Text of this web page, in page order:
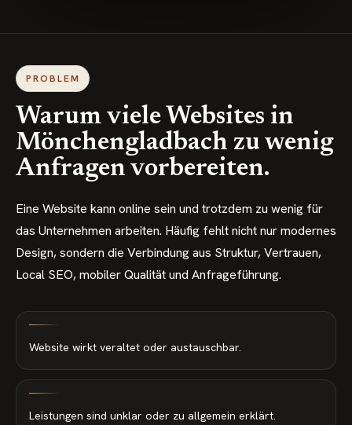
PROBLEM
Warum viele Websites in
Mönchengladbach zu wenig
Anfragen vorbereiten.
Eine Website kann online sein und trotzdem zu wenig für
das Unternehmen arbeiten. Häufig fehlt nicht nur modernes
Design, sondern die Verbindung aus Struktur, Vertrauen,
Local SEO, mobiler Qualität und Anfrageführung.
Website wirkt veraltet oder austauschbar.
Leistungen sind unklar oder zu allgemein erklärt.